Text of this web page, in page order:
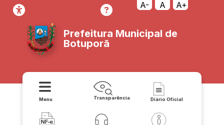
A- A A+
Prefeitura Municipal de
Botuporã
Menu Transparência Diário Oficial